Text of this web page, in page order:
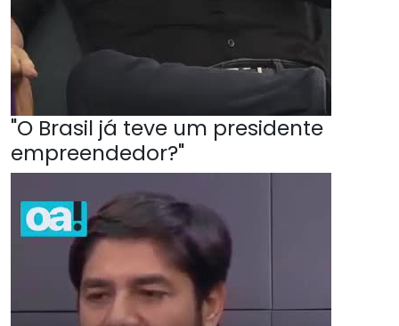
"O Brasil já teve um presidente
empreendedor?"